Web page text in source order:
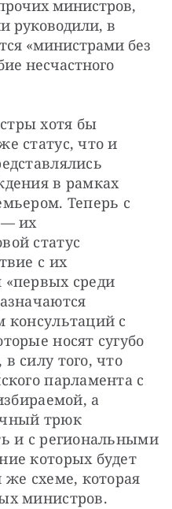
министров,
руководили, в
«министрами без
несчастного
хотя бы
статус, что и
в рамках
Теперь с
— их
статус
с их
«первых среди
консультаций с
носят сугубо
силу того, что
парламента с
а
трюк
и с региональными
которых будет
же схеме, которая
министров.